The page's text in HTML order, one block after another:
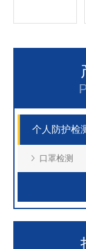
个人防护检
口罩检测